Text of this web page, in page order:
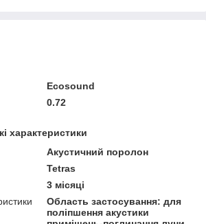
Ecosound
0.72
характеристики
Акустичний поролон
Tetras
3 місяці
Область застосування: для
поліпшення акустики